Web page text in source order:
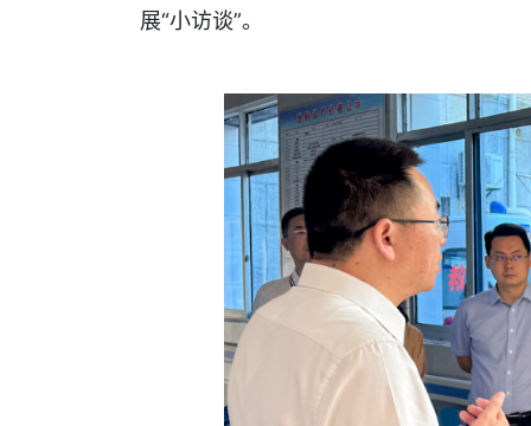
展“小访谈”。